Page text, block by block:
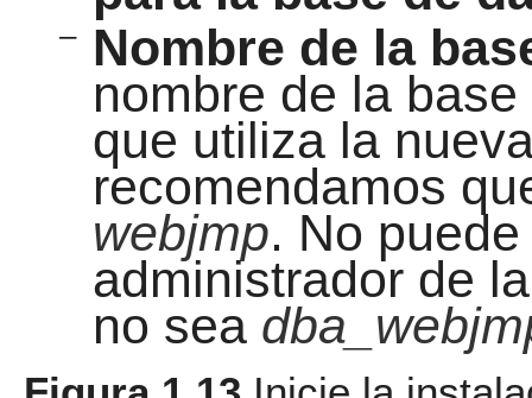
– Nombre de la
nombre de la
que utiliza la
recomendamos
webjmp. No
administrador de
no sea